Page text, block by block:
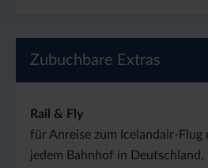
Zubuchbare Extras
Rail & Fly
für Anreise zum Icelandair-Flug
jedem Bahnhof in Deutschland,